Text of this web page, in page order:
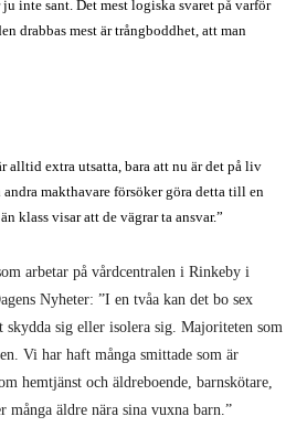
inte sant. Det mest logiska svaret på varför
drabbas mest är trångboddhet, att man
alltid extra utsatta, bara att nu är det på liv
makthavare försöker göra detta till en
klass visar att de vägrar ta ansvar.”
arbetar på vårdcentralen i Rinkeby i
Nyheter: ”I en tvåa kan det bo sex
skydda sig eller isolera sig. Majoriteten som
Vi har haft många smittade som är
hemtjänst och äldreboende, barnskötare,
många äldre nära sina vuxna barn.”